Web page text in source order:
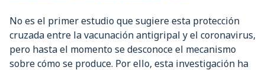
No es el primer estudio que sugiere esta protección
cruzada entre la vacunación antigripal y el coronavirus,
pero hasta el momento se desconoce el mecanismo
sobre cómo se produce. Por ello, esta investigación ha